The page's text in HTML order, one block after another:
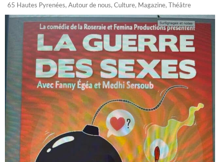
65 Hautes Pyrenées, Autour de nous, Culture, Magazine, Théâtre